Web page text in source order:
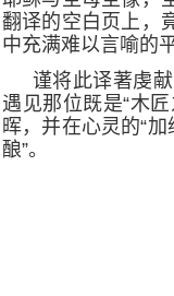
翻译的空白页上，
中充满难以言喻的
谨将此译著虔
遇见那位既是“木
晖，并在心灵的“
酿”。